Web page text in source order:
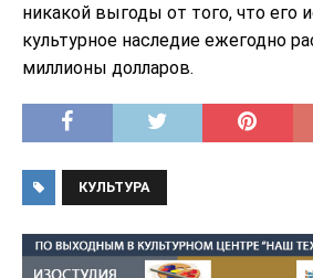
никакой выгоды от того, что его
культурное наследие ежегодно
миллионы долларов.
КУЛЬТУРА